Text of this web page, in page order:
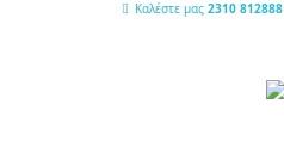
Καλέστε μας 2310 812888